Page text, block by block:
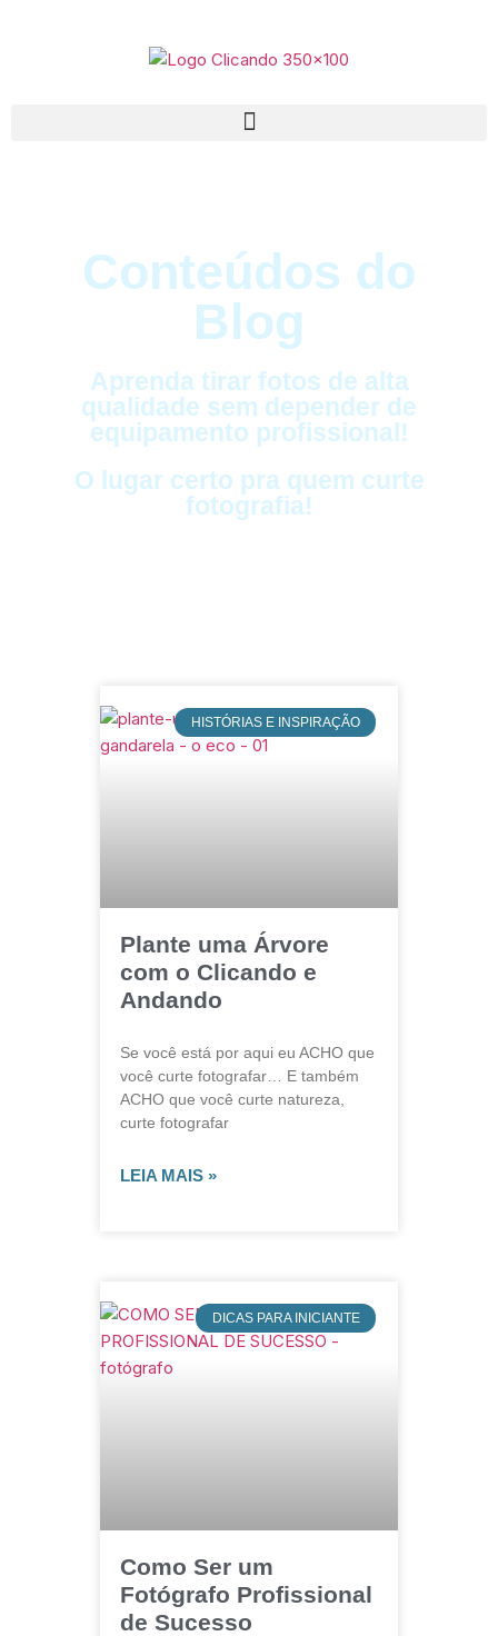
Conteúdos do
Blog
Aprenda tirar fotos de alta
qualidade sem depender de
equipamento profissional!
O lugar certo pra quem curte
fotografia!
HISTÓRIAS E INSPIRAÇÃO
Plante uma Árvore
com o Clicando e
Andando
Se você está por aqui eu ACHO que
você curte fotografar… E também
ACHO que você curte natureza,
curte fotografar
LEIA MAIS »
DICAS PARA INICIANTE
Como Ser um
Fotógrafo Profissional
de Sucesso